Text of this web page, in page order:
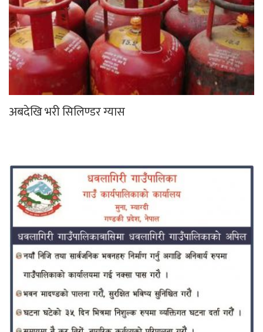
अबदेखि भरी सिलिण्डर ग्यास